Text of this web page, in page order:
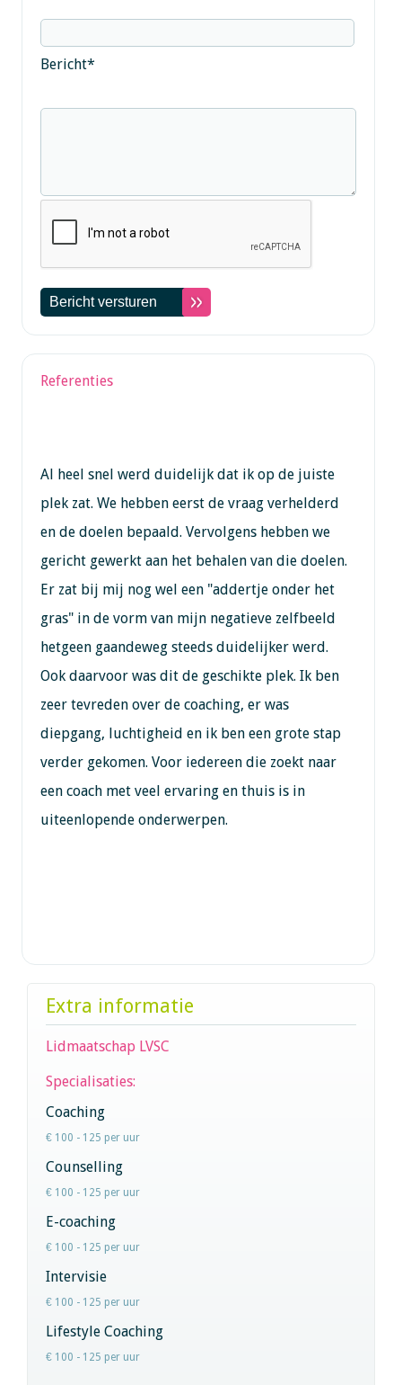
Bericht*
Referenties
Al heel snel werd duidelijk dat ik op de juiste
plek zat. We hebben eerst de vraag verhelderd
en de doelen bepaald. Vervolgens hebben we
gericht gewerkt aan het behalen van die doelen.
Er zat bij mij nog wel een "addertje onder het
gras" in de vorm van mijn negatieve zelfbeeld
hetgeen gaandeweg steeds duidelijker werd.
Ook daarvoor was dit de geschikte plek. Ik ben
zeer tevreden over de coaching, er was
diepgang, luchtigheid en ik ben een grote stap
verder gekomen. Voor iedereen die zoekt naar
een coach met veel ervaring en thuis is in
uiteenlopende onderwerpen.
Extra informatie
Lidmaatschap LVSC
Specialisaties:
Coaching
€ 100 - 125 per uur
Counselling
€ 100 - 125 per uur
E-coaching
€ 100 - 125 per uur
Intervisie
€ 100 - 125 per uur
Lifestyle Coaching
€ 100 - 125 per uur